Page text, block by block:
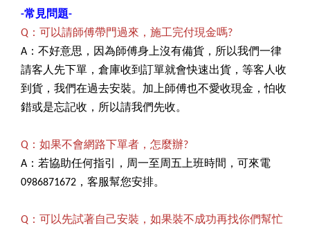
-常見問題-
Q：可以請師傅帶門過來，施工完付現金嗎?
A：不好意思，因為師傅身上沒有備貨，所以我們一律
請客人先下單，倉庫收到訂單就會快速出貨，等客人收
到貨，我們在過去安裝。加上師傅也不愛收現金，怕收
錯或是忘記收，所以請我們先收。
Q：如果不會網路下單者，怎麼辦?
A：若協助任何指引，周一至周五上班時間，可來電
0986871672，客服幫您安排。
Q：可以先試著自己安裝，如果裝不成功再找你們幫忙